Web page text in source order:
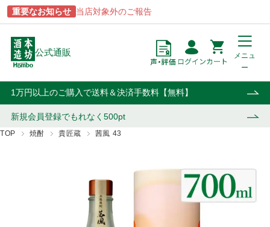
重要なお知らせ 当店対象外のご報告
1万円以上のご購入で送料＆決済手数料【無料】
公式通販
新規会員登録でもれなく500pt
メニュ
ー
酒類から探す
ウイスキー・ジン
用途から探す
贈答用
点 円
TOP 焼酎 貴匠蔵 茜風 43